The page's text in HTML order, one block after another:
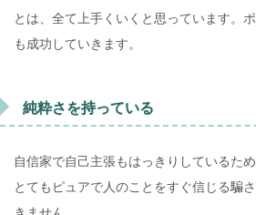
とは、全て上手くいくと思っています。
も成功していきます。
純粋さを持っている
自信家で自己主張もはっきりしているた
とてもピュアで人のことをすぐ信じる騙
きません。